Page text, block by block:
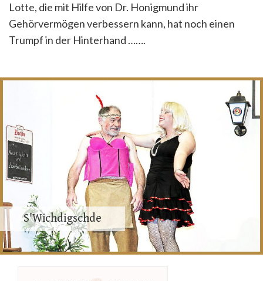
Lotte, die mit Hilfe von Dr. Honigmund ihr
Gehörvermögen verbessern kann, hat noch einen
Trumpf in der Hinterhand …….
S'Wichdigschde